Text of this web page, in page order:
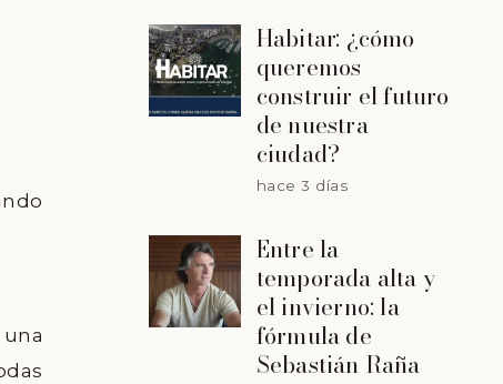
Habitar: ¿cómo
queremos
construir el futuro
de nuestra
ciudad?
hace 3 días
Entre la
temporada alta y
el invierno: la
fórmula de
Sebastián Raña